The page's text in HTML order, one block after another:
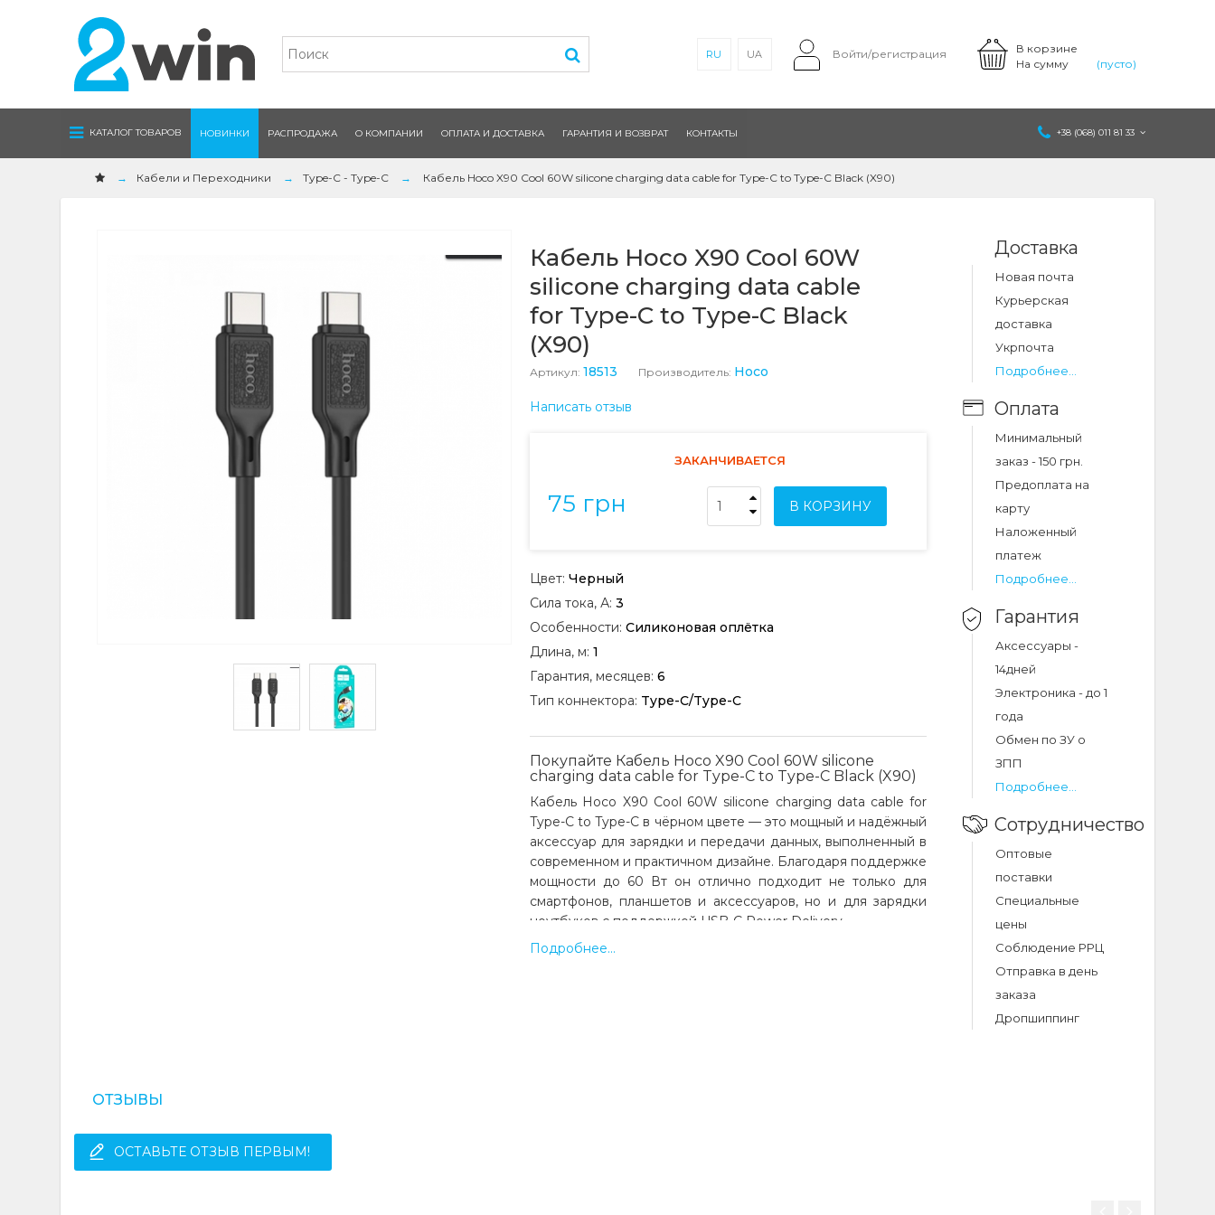
В корзине
На сумму
(пусто)
RU UA Войти/регистрация
КАТАЛОГ ТОВАРОВ НОВИНКИ РАСПРОДАЖА О КОМПАНИИ ОПЛАТА И ДОСТАВКА ГАРАНТИЯ И ВОЗВРАТ КОНТАКТЫ +38 (068) 011 81 33
Кабели и Переходники Type-C - Type-C Кабель Hoco X90 Cool 60W silicone charging data cable for Type-C to Type-C Black (X90)
Кабель Hoco X90 Cool 60W
silicone charging data cable
for Type-C to Type-C Black
(X90)
Артикул: 18513 Производитель: Hoco
Написать отзыв
ЗАКАНЧИВАЕТСЯ
75 грн В КОРЗИНУ
Цвет: Черный
Сила тока, А: 3
Особенности: Силиконовая оплётка
Длина, м: 1
Гарантия, месяцев: 6
Тип коннектора: Type-C/Type-C
Покупайте Кабель Hoco X90 Cool 60W silicone
charging data cable for Type-C to Type-C Black (X90)
Кабель Hoco X90 Cool 60W silicone charging data cable for
Type-C to Type-C в чёрном цвете — это мощный и надёжный
аксессуар для зарядки и передачи данных, выполненный в
современном и практичном дизайне. Благодаря поддержке
мощности до 60 Вт он отлично подходит не только для
смартфонов, планшетов и аксессуаров, но и для зарядки
ноутбуков с поддержкой USB-C Power Delivery.
Особенностью модели является высококачественное
Подробнее...
Доставка
Новая почта
Курьерская
доставка
Укрпочта
Подробнее...
Оплата
Минимальный
заказ - 150 грн.
Предоплата на
карту
Наложенный
платеж
Подробнее...
Гарантия
Аксессуары -
14дней
Электроника - до 1
года
Обмен по ЗУ о
ЗПП
Подробнее...
Сотрудничество
Оптовые
поставки
Специальные
цены
Соблюдение РРЦ
Отправка в день
заказа
Дропшиппинг
ОТЗЫВЫ
ОСТАВЬТЕ ОТЗЫВ ПЕРВЫМ!